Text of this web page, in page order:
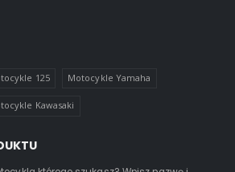
125 Motocykle Yamaha
Kawasaki